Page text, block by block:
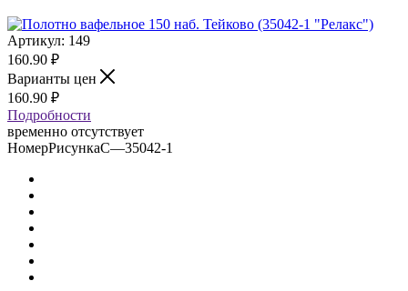
Артикул: 149
160.90 ₽
Варианты цен
160.90 ₽
Подробности
временно отсутствует
НомерРисункаС—35042-1